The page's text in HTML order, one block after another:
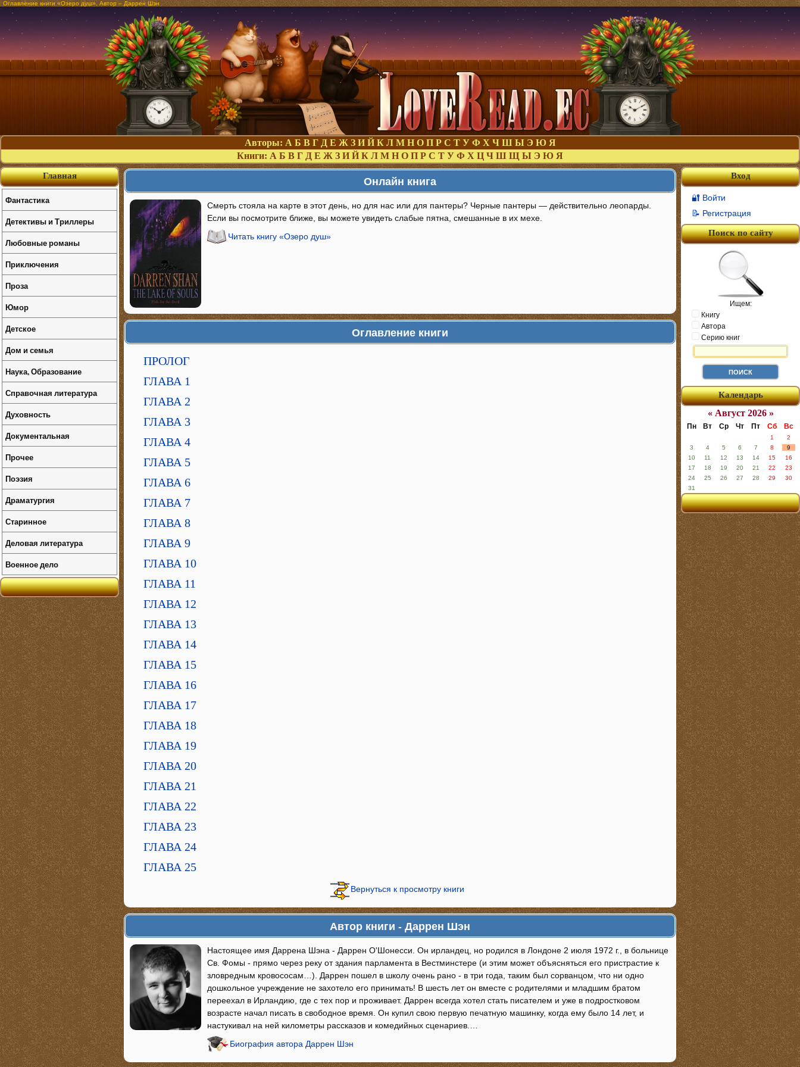
Оглавление книги «Озеро душ». Автор – Даррен Шэн
Авторы: А Б В Г Д Е Ж З И Й К Л М Н О П Р С Т У Ф Х Ч Ш Ы Э Ю Я
Книги: А Б В Г Д Е Ж З И Й К Л М Н О П Р С Т У Ф Х Ц Ч Ш Щ Ы Э Ю Я
Онлайн книга
Смерть стояла на карте в этот день, но для нас или для пантеры? Черные пантеры — действительно леопарды.
Если вы посмотрите ближе, вы можете увидеть слабые пятна, смешанные в их мехе.
Читать книгу «Озеро душ»
Оглавление книги
ПРОЛОГ
ГЛАВА 1
ГЛАВА 2
ГЛАВА 3
ГЛАВА 4
ГЛАВА 5
ГЛАВА 6
ГЛАВА 7
ГЛАВА 8
ГЛАВА 9
ГЛАВА 10
ГЛАВА 11
ГЛАВА 12
ГЛАВА 13
ГЛАВА 14
ГЛАВА 15
ГЛАВА 16
ГЛАВА 17
ГЛАВА 18
ГЛАВА 19
ГЛАВА 20
ГЛАВА 21
ГЛАВА 22
ГЛАВА 23
ГЛАВА 24
ГЛАВА 25
Вернуться к просмотру книги
Автор книги - Даррен Шэн
Настоящее имя Даррена Шэна - Даррен О'Шонесси. Он ирландец, но родился в Лондоне 2 июля 1972 г., в больнице
Св. Фомы - прямо через реку от здания парламента в Вестминстере (и этим может объясняться его пристрастие к
зловредным кровососам…). Даррен пошел в школу очень рано - в три года, таким был сорванцом, что ни одно
дошкольное учреждение не захотело его принимать! В шесть лет он вместе с родителями и младшим братом
переехал в Ирландию, где с тех пор и проживает. Даррен всегда хотел стать писателем и уже в подростковом
возрасте начал писать в свободное время. Он купил свою первую печатную машинку, когда ему было 14 лет, и
настукивал на ней километры рассказов и комедийных сценариев.…
Биография автора Даррен Шэн
Вход
🔐 Войти
📝 Регистрация
Поиск по сайту
Ищем:
Книгу
Автора
Серию книг
Календарь
« Август 2026 »
Пн Вт Ср Чт Пт Сб Вс
1
2
3
4 5 6 7 8
9
10
11 12 13 14 15
16
17
18 19 20 21 22
23
24
25 26 27 28 29
30
31
Главная
Фантастика
Детективы и Триллеры
Любовные романы
Приключения
Проза
Юмор
Детское
Дом и семья
Наука, Образование
Справочная литература
Духовность
Документальная
Прочее
Поэзия
Драматургия
Старинное
Деловая литература
Военное дело